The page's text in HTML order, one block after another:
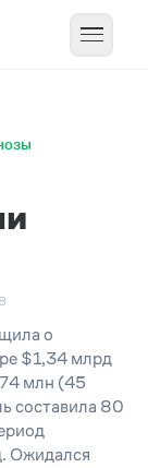
о
$1,34 млрд
млн (45
составила 80
Ожидался